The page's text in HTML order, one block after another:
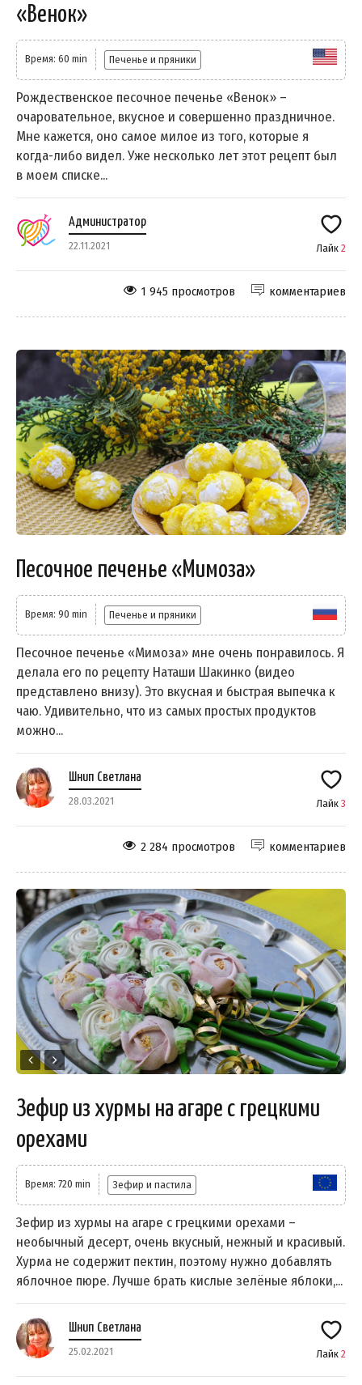
«Венок»
Время: 60 min Печенье и пряники
Рождественское песочное печенье «Венок» –
очаровательное, вкусное и совершенно праздничное.
Мне кажется, оно самое милое из того, которые я
когда-либо видел. Уже несколько лет этот рецепт был
в моем списке...
Администратор
22.11.2021 Лайк 2
комментариев
1 945 просмотров
Песочное печенье «Мимоза»
Время: 90 min Печенье и пряники
Песочное печенье «Мимоза» мне очень понравилось. Я
делала его по рецепту Наташи Шакинко (видео
представлено внизу). Это вкусная и быстрая выпечка к
чаю. Удивительно, что из самых простых продуктов
можно...
Шнип Светлана
28.03.2021 Лайк 3
комментариев
2 284 просмотров
Зефир из хурмы на агаре с грецкими
орехами
Время: 720 min Зефир и пастила
Зефир из хурмы на агаре с грецкими орехами –
необычный десерт, очень вкусный, нежный и красивый.
Хурма не содержит пектин, поэтому нужно добавлять
яблочное пюре. Лучше брать кислые зелёные яблоки,...
Шнип Светлана
25.02.2021 Лайк 2